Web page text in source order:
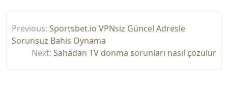
gezinmesi
Previous: Sportsbet.io VPNsiz Güncel Adresle
Sorunsuz Bahis Oynama
Next: Sahadan TV donma sorunları nasıl çözülür